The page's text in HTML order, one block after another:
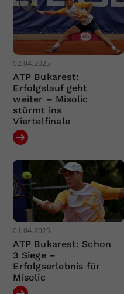
02.04.2025
ATP Bukarest:
Erfolgslauf geht
weiter – Misolic
stürmt ins
Viertelfinale
01.04.2025
ATP Bukarest: Schon
3 Siege –
Erfolgserlebnis für
Misolic